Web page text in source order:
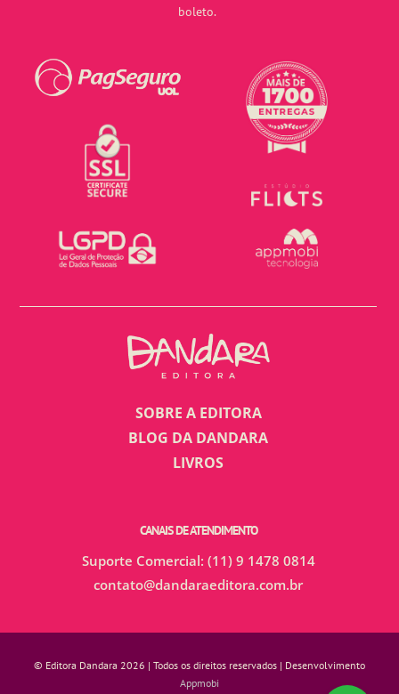
boleto.
SOBRE A EDITORA
BLOG DA DANDARA
LIVROS
CANAIS DE ATENDIMENTO
Suporte Comercial: (11) 9 1478 0814
contato@dandaraeditora.com.br
© Editora Dandara 2026 | Todos os direitos reservados | Desenvolvimento
Appmobi